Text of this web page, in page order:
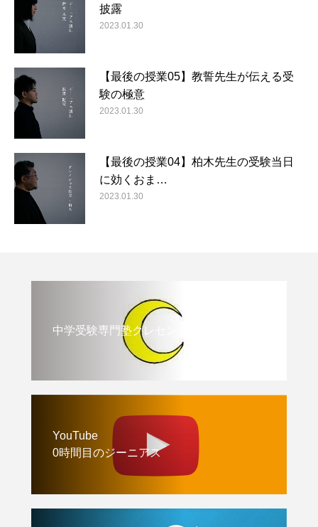
披露
2023.01.30
【最後の授業05】教誓先生が伝える受
験の極意
2023.01.30
【最後の授業04】柏木先生の受験当日
に効くおま…
2023.01.30
中学受験専門塾クレセント
YouTube
0時間目のジーニアス